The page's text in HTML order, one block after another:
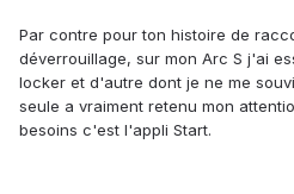
Par contre pour ton histoire de
déverrouillage, sur mon Arc S j'ai
locker et d'autre dont je ne me
seule a vraiment retenu mon
besoins c'est l'appli Start.